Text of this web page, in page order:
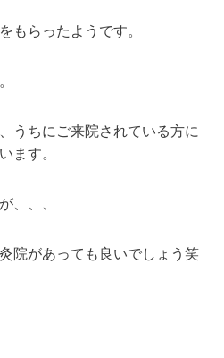
もらったようです。
うちにご来院されている方に
ます。
、、、
院があっても良いでしょう笑